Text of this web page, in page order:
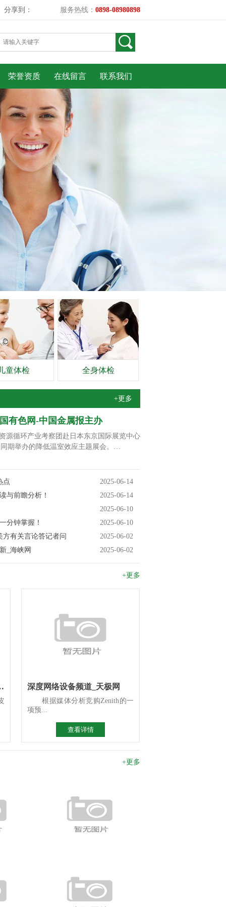
服务热线： 0898-08980898
分享到：
荣誉资质 在线留言 联系我们
童体检 全身体检
+更多
有色网-中国金属报主办
循环产业考察团赴日本东京国际展览中心
同期举办的降低温室效应主题展会。…
点
2025-06-14
与前瞻分析！
2025-06-14
2025-06-10
分钟掌握！
2025-06-10
有关言论答记者问
2025-06-02
_海峡网
2025-06-02
+更多
智能化选型指南 深度网络设备频道_天极网
根据媒体分析竞购Zenith的一
项预...
查看详情
+更多